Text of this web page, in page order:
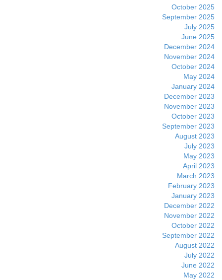
October 2025
September 2025
July 2025
June 2025
December 2024
November 2024
October 2024
May 2024
January 2024
December 2023
November 2023
October 2023
September 2023
August 2023
July 2023
May 2023
April 2023
March 2023
February 2023
January 2023
December 2022
November 2022
October 2022
September 2022
August 2022
July 2022
June 2022
May 2022